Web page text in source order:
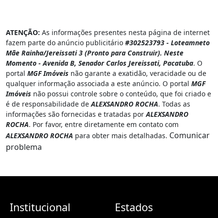
ATENÇÃO: As informações presentes nesta página de internet
fazem parte do anúncio publicitário #302523793 - Loteamneto
Mãe Rainha/Jereissati 3 (Pronto para Construir). Neste
Momento - Avenida B, Senador Carlos Jereissati, Pacatuba. O
portal MGF Imóveis não garante a exatidão, veracidade ou de
qualquer informação associada a este anúncio. O portal MGF
Imóveis não possui controle sobre o conteúdo, que foi criado e
é de responsabilidade deALEXSANDRO ROCHA. Todas as
informações são fornecidas e tratadas porALEXSANDRO
ROCHA. Por favor, entre diretamente em contato com
ALEXSANDRO ROCHA para obter mais detalhadas. Comunicar
problema
Institucional Estados